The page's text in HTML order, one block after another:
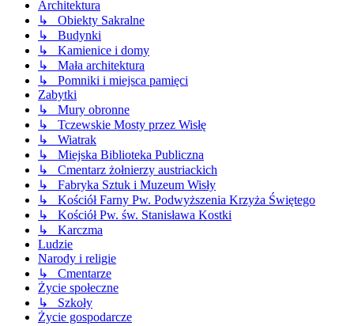
Architektura
↳ Obiekty Sakralne
↳ Budynki
↳ Kamienice i domy
↳ Mała architektura
↳ Pomniki i miejsca pamięci
Zabytki
↳ Mury obronne
↳ Tczewskie Mosty przez Wisłę
↳ Wiatrak
↳ Miejska Biblioteka Publiczna
↳ Cmentarz żołnierzy austriackich
↳ Fabryka Sztuk i Muzeum Wisły
↳ Kościół Farny Pw. Podwyższenia Krzyża Świętego
↳ Kościół Pw. św. Stanisława Kostki
↳ Karczma
Ludzie
Narody i religie
↳ Cmentarze
Życie społeczne
↳ Szkoły
Życie gospodarcze